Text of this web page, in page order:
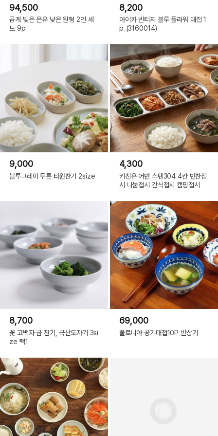
94,500
곱게 빚은 은유 낮은 원형 2인 세
트 9p
8,200
아이카 빈티지 블루 플라워 대접 1
p_(3160014)
9,000
블루그레이 투톤 타원찬기 2size
4,300
키친유 어반 스텐304 4칸 반찬접
시 나눔접시 간식접시 캠핑접시
8,700
꽃 고백자 굽 찬기, 국산도자기 3si
ze 택1
69,000
폴로니아 공기대접10P 반상기